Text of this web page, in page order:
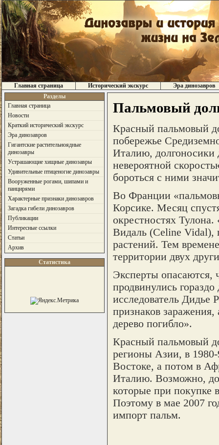
Главная страница Исторический экскурс
Эра динозавров
Разделы
Главная страница
Новости
Краткий исторический экскурс
Эра динозавров
Гигантские растительноядные
динозавры
Устрашающие хищные динозавры
Удивительные птиценогие динозавры
Вооруженные рогами, шипами и
панцирями
Характерные признаки динозавров
Загадка гибели динозавров
Публикации
Интересные ссылки
Статьи
Архив
Статистика
Пальмовый
Красный пальмовый
побережье
Италию, долгоносики
невероятной
бороться с ними
Во Франции
Корсике. Месяц
окрестностях
Видаль (Celine Vidal),
растений. Тем
территории двух
Эксперты опасаются,
продвинулись
исследователь
признаков заражения,
дерево погибло».
Красный пальмовый
регионы Азии, в 1980-
Востоке, а потом в
Италию. Возможно,
которые при покупке
Поэтому в мае 2007
импорт пальм.